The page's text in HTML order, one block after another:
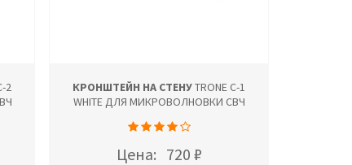
2
КРОНШТЕЙН НА СТЕНУTRONE С-1
WHITE ДЛЯ МИКРОВОЛНОВКИ СВЧ
Цена: 720 ₽